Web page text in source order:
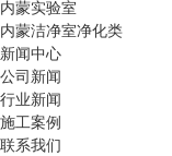
内蒙实验室
内蒙洁净室净化类
新闻中心
公司新闻
行业新闻
施工案例
联系我们